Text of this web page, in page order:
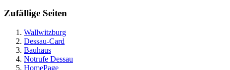
Zufällige Seiten
Wallwitzburg
Dessau-Card
Bauhaus
Notrufe Dessau
HomePage